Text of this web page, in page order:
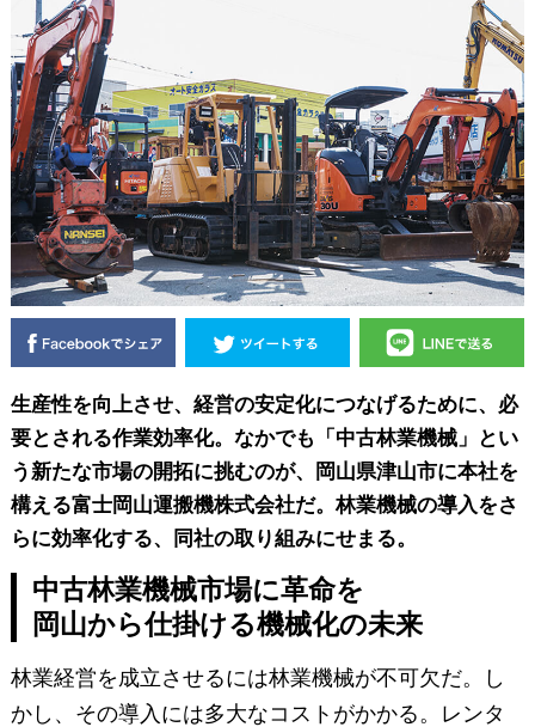
生産性を向上させ、経営の安定化につなげるために、必
要とされる作業効率化。なかでも「中古林業機械」とい
う新たな市場の開拓に挑むのが、岡山県津山市に本社を
構える富士岡山運搬機株式会社だ。林業機械の導入をさ
らに効率化する、同社の取り組みにせまる。
中古林業機械市場に革命を
岡山から仕掛ける機械化の未来
林業経営を成立させるには林業機械が不可欠だ。し
かし、その導入には多大なコストがかかる。レンタ